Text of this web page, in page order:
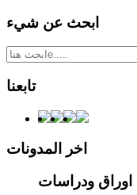
ابحث عن شيء
تابعنا
اخر المدونات
اوراق ودراسات